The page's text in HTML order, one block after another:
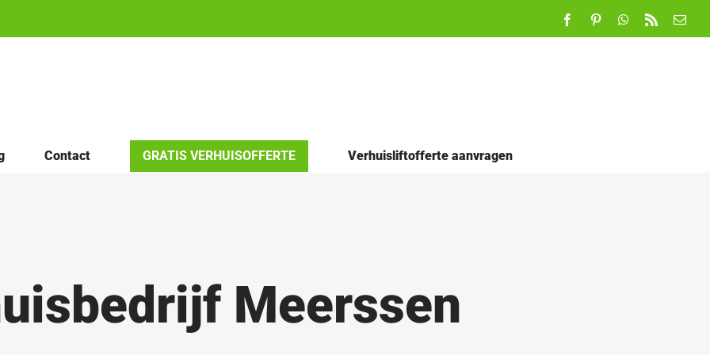
FacebookPinterestWhatsApp
Rss
E-
Contact GRATIS VERHUISOFFERTE Verhuisliftofferte aanvragen
Meerssen